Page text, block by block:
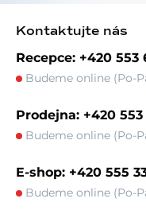
Kontaktujte nás
Recepce: +420 553
Budeme online (Po-
Prodejna: +420
Budeme online (Po-
E-shop: +420 555
Budeme online (Po-